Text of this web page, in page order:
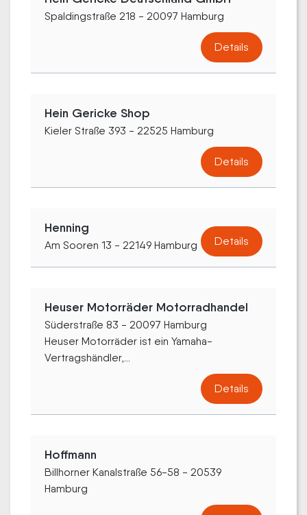
Spaldingstraße 218 - 20097 Hamburg
Details
Hein Gericke Shop
Kieler Straße 393 - 22525 Hamburg
Details
Henning
Am Sooren 13 - 22149 Hamburg Details
Heuser Motorräder Motorradhandel
Süderstraße 83 - 20097 Hamburg
Heuser Motorräder ist ein Yamaha-
Vertragshändler,...
Details
Hoffmann
Billhorner Kanalstraße 56-58 - 20539
Hamburg